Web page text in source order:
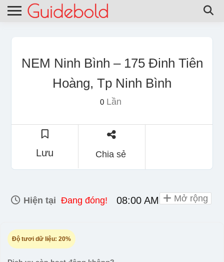
NEM Ninh Bình – 175 Đinh Tiên
Hoàng, Tp Ninh Bình
0Lần
Lưu Chia sẻ
Hiện tại Đang đóng! 08:00 AM - 10:00 PM
Độ tươi dữ liệu: 20%
Mở rộng